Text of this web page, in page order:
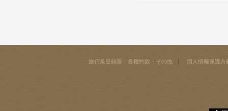
旅行業登録票・各種約款・その他 個人情報保護方